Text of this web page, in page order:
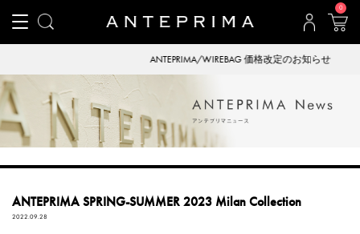
0
ANTEPRIMA/WIREBAG 価格改定のお知らせ
ANTEPRIMA SPRING-SUMMER 2023 Milan Collection
2022.09.28